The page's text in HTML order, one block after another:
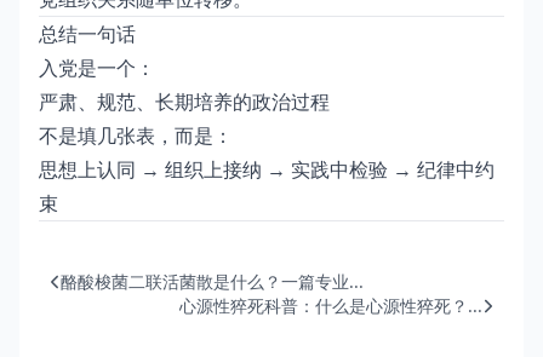
总结一句话
入党是一个：
严肃、规范、长期培养的政治过程
不是填几张表，而是：
思想上认同 → 组织上接纳 → 实践中检验 → 纪律中约
束
酪酸梭菌二联活菌散是什么？一篇专业...
心源性猝死科普：什么是心源性猝死？...